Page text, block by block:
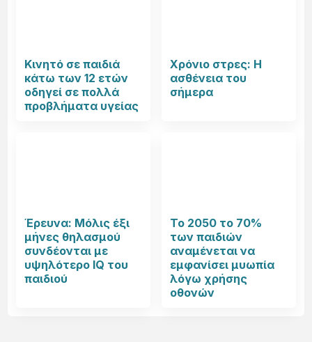
Κινητό σε παιδιά
κάτω των 12 ετών
οδηγεί σε πολλά
προβλήματα υγείας
Χρόνιο στρες: Η
ασθένεια του
σήμερα
Έρευνα: Μόλις έξι
μήνες θηλασμού
συνδέονται με
υψηλότερο IQ του
παιδιού
Το 2050 το 70%
των παιδιών
αναμένεται να
εμφανίσει μυωπία
λόγω χρήσης
οθονών